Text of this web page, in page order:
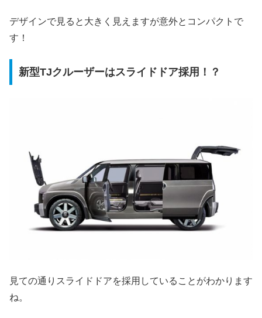
デザインで見ると大きく見えますが意外とコンパクトで
す！
新型TJクルーザーはスライドドア採用！？
見ての通りスライドドアを採用していることがわかります
ね。